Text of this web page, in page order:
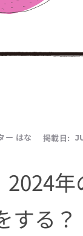
ー はな 掲載日:
2024
する？